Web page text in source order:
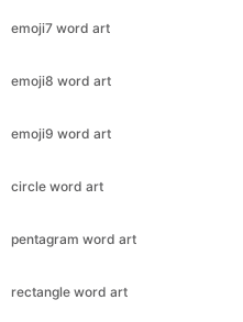
emoji7 word art
emoji8 word art
emoji9 word art
circle word art
pentagram word art
rectangle word art